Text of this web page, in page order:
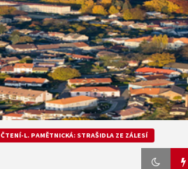
L. PAMĚTNICKÁ: STRAŠIDLA ZE ZÁLESÍ